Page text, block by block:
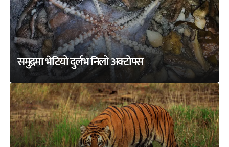
समुद्रमा भेटियो दुर्लभ निलो अक्टोपस